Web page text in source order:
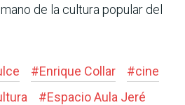
de la cultura popular del
#Enrique Collar #cine
#Espacio Aula Jeré